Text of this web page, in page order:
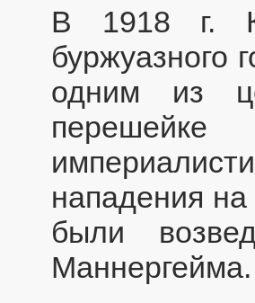
В 1918 г.
буржуазного
одним из
нападения
были
Маннергейма.